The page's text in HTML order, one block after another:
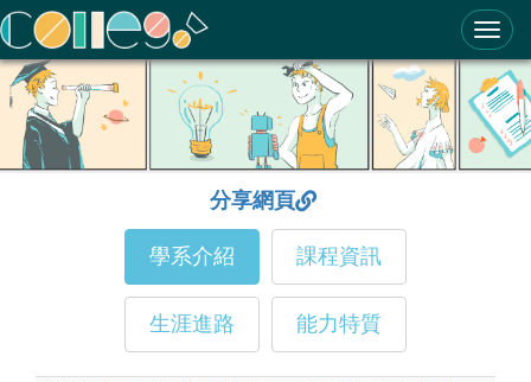
ColleGo! 大學選才與高中育才輔助系統
分享網頁
學系介紹 課程資訊
生涯進路 能力特質